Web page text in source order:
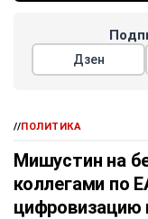
Дзен
//ПОЛИТИКА
Мишустин на
коллегами по